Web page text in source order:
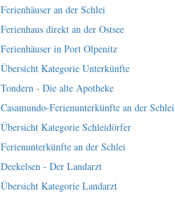
Ferienhäuser an der Schlei
Ferienhaus direkt an der Ostsee
Ferienhäuser in Port Olpenitz
Übersicht Kategorie Unterkünfte
Tondern - Die alte Apotheke
Casamundo-Ferienunterkünfte an der Schlei
Übersicht Kategorie Schleidörfer
Ferienunterkünfte an der Schlei
Deekelsen - Der Landarzt
Übersicht Kategorie Landarzt